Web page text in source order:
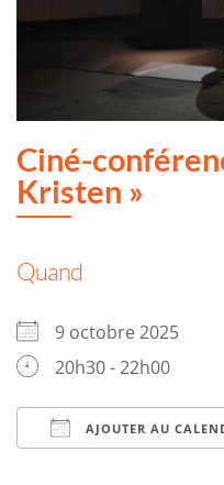
Ciné-
Kristen »
Quand
9 octobre 2025
20h30 - 22h00
AJOUTER AU